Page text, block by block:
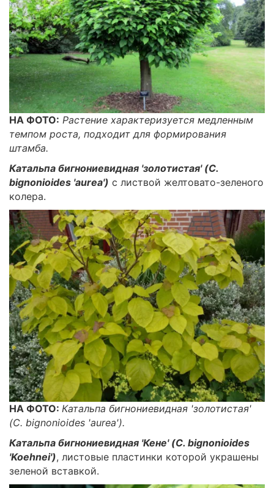
НА ФОТО: Растение характеризуется медленным
темпом роста, подходит для формирования
штамба.
Катальпа бигнониевидная 'золотистая' (C.
bignonioides 'aurea') с листвой желтовато-зеленого
колера.
НА ФОТО: Катальпа бигнониевидная 'золотистая'
(C. bignonioides 'aurea').
Катальпа бигнониевидная 'Кене' (C. bignonioides
'Koehnei'), листовые пластинки которой украшены
зеленой вставкой.